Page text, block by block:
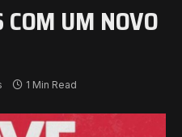
UM NOVO
1 Min Read